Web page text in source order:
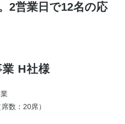
2営業日で12名の応
H社様
数：20席）